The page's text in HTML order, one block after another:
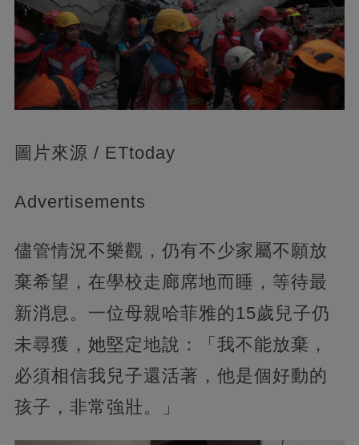
圖片來源 / ETtoday
Advertisements
儘管情況不樂觀，仍有不少家屬不願放
棄希望，在學校走廊席地而睡，等待最
新消息。一位母親哈菲雅的15歲兒子仍
未尋獲，她堅定地說：「我不能放棄，
必須相信我兒子還活著，他是個好動的
孩子，非常強壯。」